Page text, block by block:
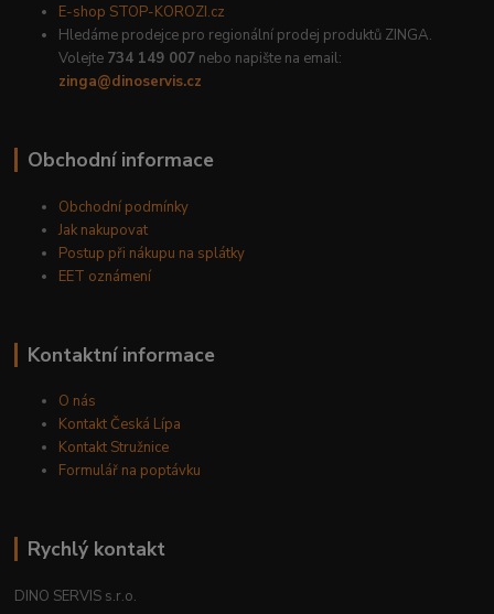
E-shop STOP-KOROZI.cz
Hledáme prodejce pro regionální prodej produktů ZINGA.
Volejte 734 149 007 nebo napište na email:
zinga@dinoservis.cz
Obchodní informace
Obchodní podmínky
Jak nakupovat
Postup při nákupu na splátky
EET oznámení
Kontaktní informace
O nás
Kontakt Česká Lípa
Kontakt Stružnice
Formulář na poptávku
Rychlý kontakt
DINO SERVIS s.r.o.